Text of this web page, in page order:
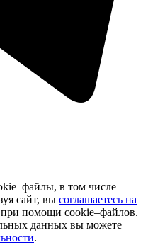
в том числе
сайт, вы соглашаетесь на
при помощи cookie–файлов.
данных вы можете
.